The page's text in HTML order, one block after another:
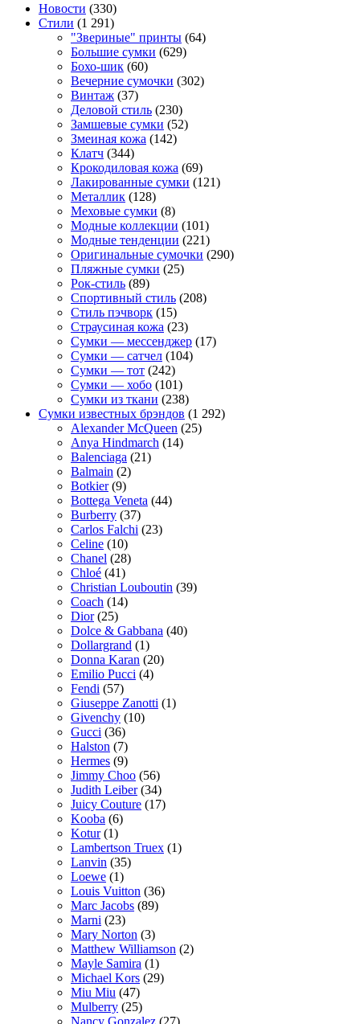
Новости (330)
Стили (1 291)
"Звериные" принты (64)
Большие сумки (629)
Бохо-шик (60)
Вечерние сумочки (302)
Винтаж (37)
Деловой стиль (230)
Замшевые сумки (52)
Змеиная кожа (142)
Клатч (344)
Крокодиловая кожа (69)
Лакированные сумки (121)
Металлик (128)
Меховые сумки (8)
Модные коллекции (101)
Модные тенденции (221)
Оригинальные сумочки (290)
Пляжные сумки (25)
Рок-стиль (89)
Спортивный стиль (208)
Стиль пэчворк (15)
Страусиная кожа (23)
Сумки — мессенджер (17)
Сумки — сатчел (104)
Сумки — тот (242)
Сумки — хобо (101)
Сумки из ткани (238)
Сумки известных брэндов (1 292)
Alexander McQueen (25)
Anya Hindmarch (14)
Balenciaga (21)
Balmain (2)
Botkier(9)
Bottega Veneta (44)
Burberry (37)
Carlos Falchi (23)
Celine (10)
Chanel (28)
Chloé (41)
Christian Louboutin (39)
Coach (14)
Dior(25)
Dolce & Gabbana (40)
Dollargrand (1)
Donna Karan (20)
Emilio Pucci (4)
Fendi (57)
Giuseppe Zanotti (1)
Givenchy (10)
Gucci (36)
Halston (7)
Hermes (9)
Jimmy Choo (56)
Judith Leiber(34)
Juicy Couture (17)
Kooba (6)
Kotur(1)
Lambertson Truex (1)
Lanvin (35)
Loewe (1)
Louis Vuitton (36)
Marc Jacobs (89)
Marni (23)
Mary Norton (3)
Matthew Williamson (2)
Mayle Samira (1)
Michael Kors (29)
Miu Miu (47)
Mulberry (25)
Nancy Gonzalez (27)